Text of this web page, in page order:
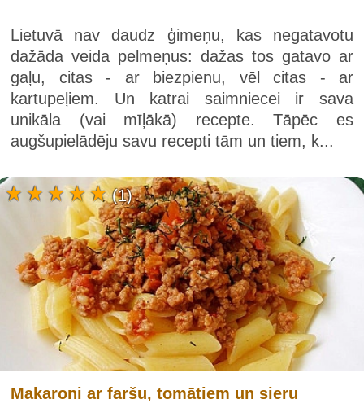
Lietuvā nav daudz ģimeņu, kas negatavotu
dažāda veida pelmeņus: dažas tos gatavo ar
gaļu, citas - ar biezpienu, vēl citas - ar
kartupeļiem. Un katrai saimniecei ir sava
unikāla (vai mīļākā) recepte. Tāpēc es
augšupielādēju savu recepti tām un tiem, k...
Makaroni ar faršu, tomātiem un sieru
(1)